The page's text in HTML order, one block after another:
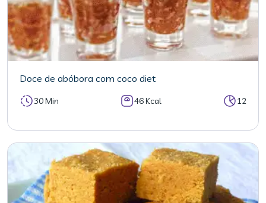
Doce de abóbora com coco diet
30 Min 46 Kcal 12